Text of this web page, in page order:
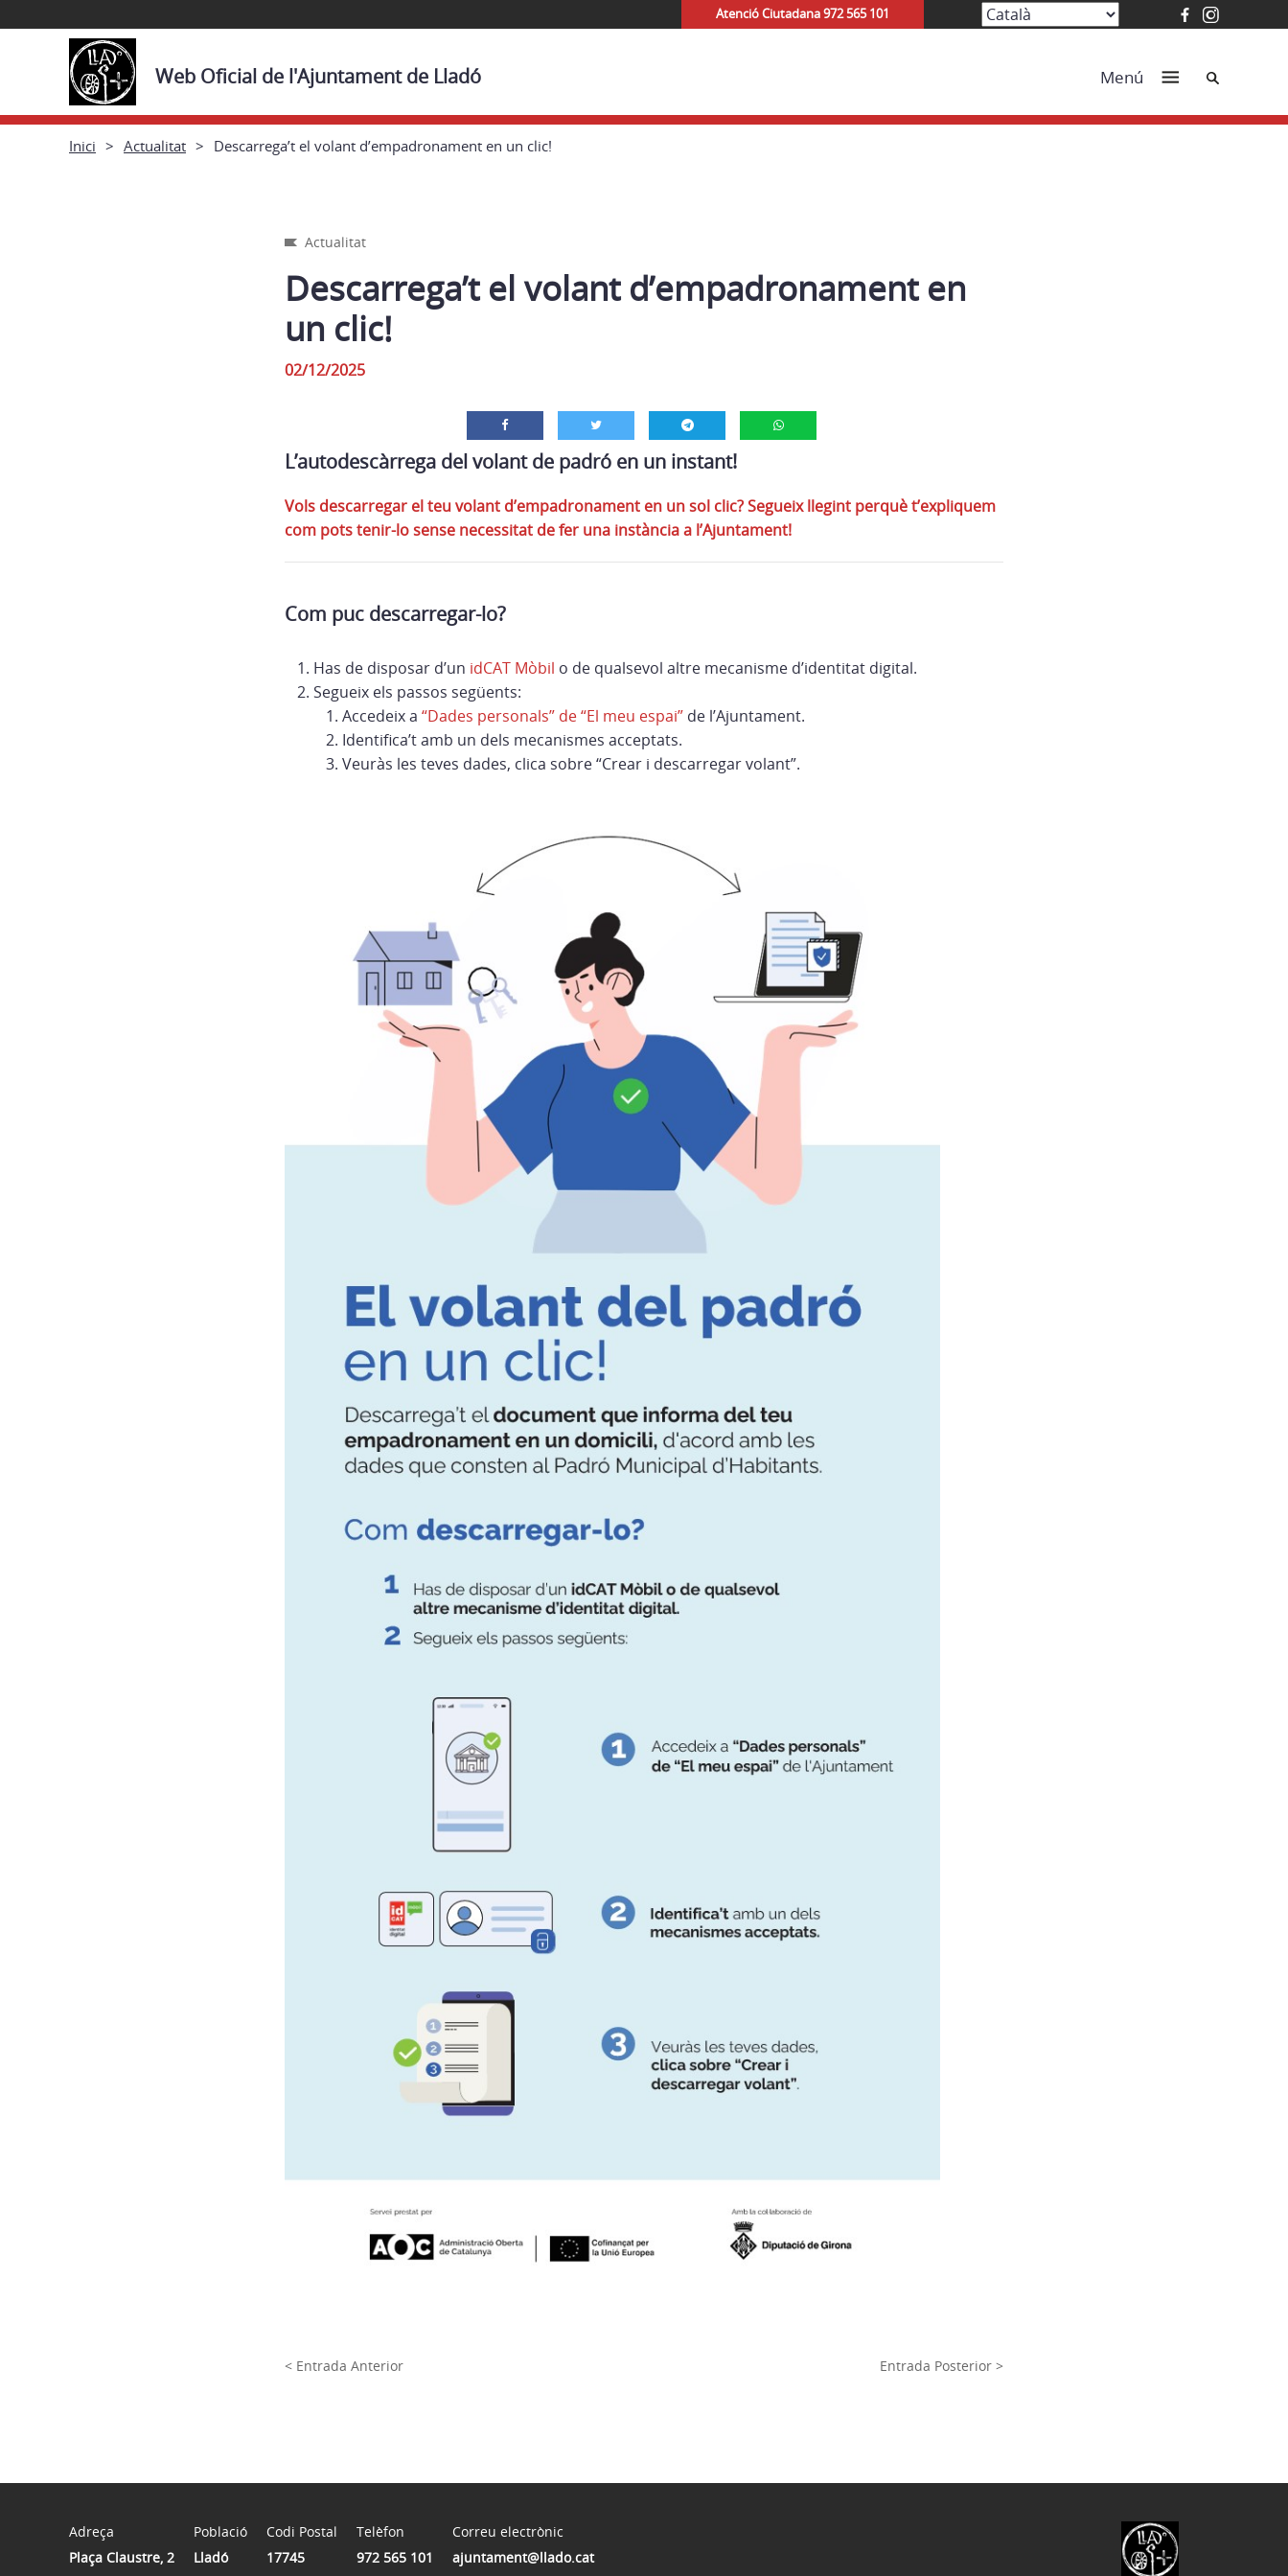
Atenció Ciutadana 972 565 101
Web Oficial de l'Ajuntament de Lladó Menú Cerca
Inici Actualitat Descarrega’t el volant d’empadronament en un clic!
Actualitat
Descarrega’t el volant d’empadronament en
un clic!
02/12/2025
L’autodescàrrega del volant de padró en un instant!
Vols descarregar el teu volant d’empadronament en un sol clic? Segueix llegint perquè t’expliquem
com pots tenir-lo sense necessitat de fer una instància a l’Ajuntament!
Com puc descarregar-lo?
Has de disposar d’un idCAT Mòbil o de qualsevol altre mecanisme d’identitat digital.
Segueix els passos següents:
Accedeix a “Dades personals” de “El meu espai” de l’Ajuntament.
Identifica’t amb un dels mecanismes acceptats.
Veuràs les teves dades, clica sobre “Crear i descarregar volant”.
< Entrada Anterior Entrada Posterior >
Adreça
Plaça Claustre, 2
Població
Lladó
Codi Postal
17745
Telèfon
972 565 101
Correu electrònic
ajuntament@llado.cat